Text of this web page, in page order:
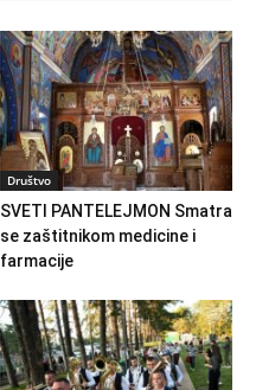
Društvo
SVETI PANTELEJMON Smatra
se zaštitnikom medicine i
farmacije